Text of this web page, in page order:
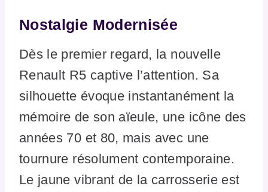
Nostalgie Modernisée
Dès le premier regard, la nouvelle
Renault R5 captive l’attention. Sa
silhouette évoque instantanément la
mémoire de son aïeule, une icône des
années 70 et 80, mais avec une
tournure résolument contemporaine.
Le jaune vibrant de la carrosserie est